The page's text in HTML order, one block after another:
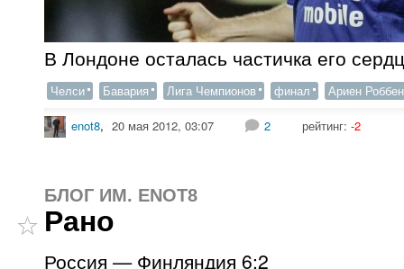
В Лондоне осталась частичка его
Челси Бавария Лига Чемпионов финал Ариен Роббен
enot8, 20 мая 2012, 03:07 2 рейтинг: -2
БЛОГ ИМ. ENOT8
Рано
Россия — Финляндия 6:2